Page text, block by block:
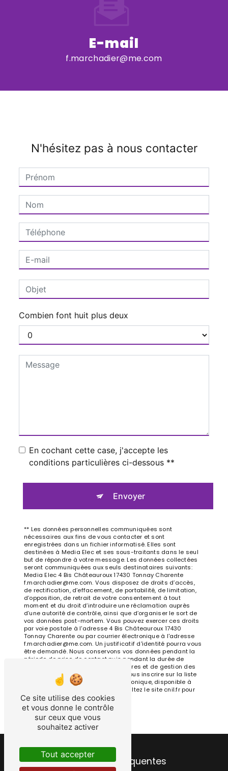
E-mail
f.marchadier@me.com
N'hésitez pas à nous contacter
Combien font huit plus deux
En cochant cette case, j'accepte les
conditions particulières ci-dessous **
Envoyer
** Les données personnelles communiquées sont
nécessaires aux fins de vous contacter et sont
enregistrées dans un fichier informatisé. Elles sont
destinées à Media Elec et ses sous-traitants dans le seul
but de répondre à votre message. Les données collectées
seront communiquées aux seuls destinataires suivants:
Media Elec 4 Bis Châteauroux 17430 Tonnay Charente
f.marchadier@me.com. Vous disposez de droits d’accès,
de rectification, d’effacement, de portabilité, de limitation,
d’opposition, de retrait de votre consentement à tout
moment et du droit d’introduire une réclamation auprès
d’une autorité de contrôle, ainsi que d’organiser le sort de
vos données post-mortem. Vous pouvez exercer ces droits
par voie postale à l'adresse 4 Bis Châteauroux 17430
Tonnay Charente ou par courrier électronique à l'adresse
f.marchadier@me.com. Un justificatif d'identité pourra vous
être demandé. Nous conservons vos données pendant la
période de prise de contact puis pendant la durée de
prescription légale aux fins probatoires et de gestion des
contentieux. Vous avez le droit de vous inscrire sur la liste
d'opposition au démarchage téléphonique, disponible à
. Consultez le site cnil.fr pour
plus d’informations sur vos droits.
Recherches fréquentes
Ce site utilise des cookies
et vous donne le contrôle
sur ceux que vous
souhaitez activer
Tout accepter